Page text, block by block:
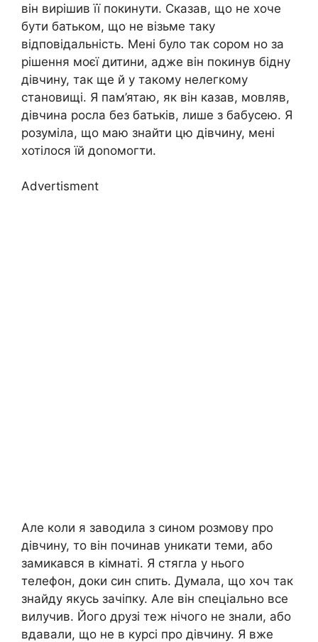
він вирішив її покинути. Сказав, що не хоче
бути батьком, що не візьме таку
відповідальність. Мені було так сором но за
рішення моєї дитини, адже він покинув бідну
дівчину, так ще й у такому нелегкому
становищі. Я пам’ятаю, як він казав, мовляв,
дівчина росла без батьків, лише з бабусею. Я
розуміла, що маю знайти цю дівчину, мені
хотілося їй доnомогти.
Advertisment
Але коли я заводила з сином розмову про
дівчину, то він починав уникати теми, або
замикався в кімнаті. Я стягла у нього
телефон, доки син спить. Думала, що хоч так
знайду якусь зачіпку. Але він спеціально все
вилучив. Його друзі теж нічого не знали, або
вдавали, що не в курсі про дівчину. Я вже